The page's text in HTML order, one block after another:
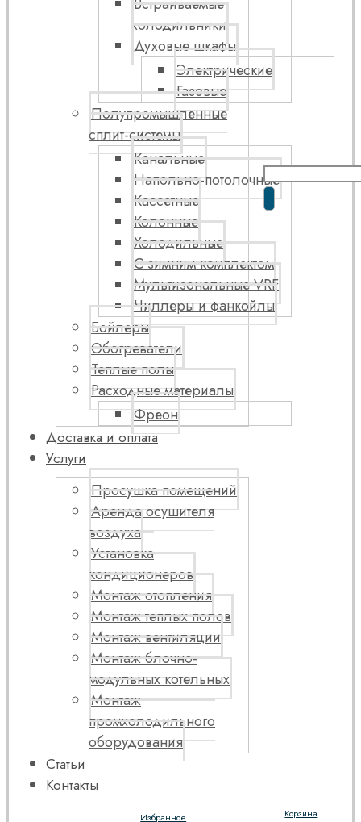
Встраиваемые
холодильники
Духовые шкафы
Электрические
Газовые
Полупромышленные
сплит-системы
Канальные
Напольно-потолочные
Кассетные
Колонные
Холодильные
С зимним комплектом
Мультизональные VRF
Чиллеры и фанкойлы
Бойлеры
Обогреватели
Теплые полы
Расходные материалы
Фреон
Доставка и оплата
Услуги
Просушка помещений
Аренда осушителя
воздуха
Установка
кондиционеров
Монтаж отопления
Монтаж теплых полов
Монтаж вентиляции
Монтаж блочно-
модульных котельных
Монтаж
промхолодильного
оборудования
Статьи
Контакты
Корзина
Избранное